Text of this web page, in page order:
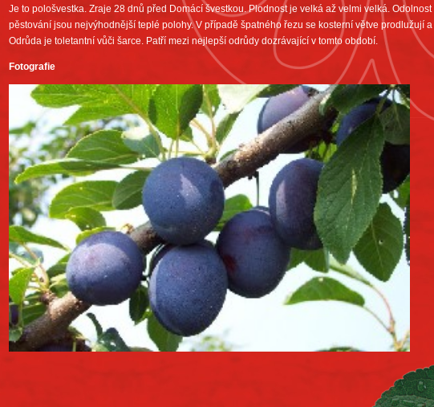
Je to pološvestka. Zraje 28 dnů před Domácí švestkou. Plodnost je velká až velmi velká.
pěstování jsou nejvýhodnější teplé polohy. V případě špatného řezu se kosterní větve prodlužují
Odrůda je toletantní vůči šarce. Patří mezi nejlepší odrůdy dozrávající v tomto období.
Fotografie